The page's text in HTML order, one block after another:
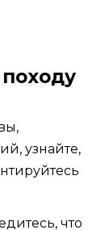
узнайте,
что